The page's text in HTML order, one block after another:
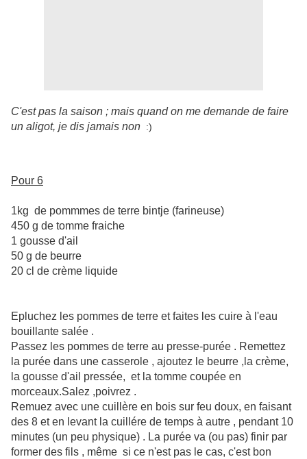
C'est pas la saison ; mais quand on me demande de faire
un aligot, je dis jamais non :)
Pour 6
1kg de pommmes de terre bintje (farineuse)
450 g de tomme fraiche
1 gousse d'ail
50 g de beurre
20 cl de crème liquide
Epluchez les pommes de terre et faites les cuire à l'eau
bouillante salée .
Passez les pommes de terre au presse-purée . Remettez
la purée dans une casserole , ajoutez le beurre ,la crème,
la gousse d'ail pressée, et la tomme coupée en
morceaux.Salez ,poivrez .
Remuez avec une cuillère en bois sur feu doux, en faisant
des 8 et en levant la cuillére de temps à autre , pendant 10
minutes (un peu physique) . La purée va (ou pas) finir par
former des fils , même si ce n'est pas le cas, c'est bon